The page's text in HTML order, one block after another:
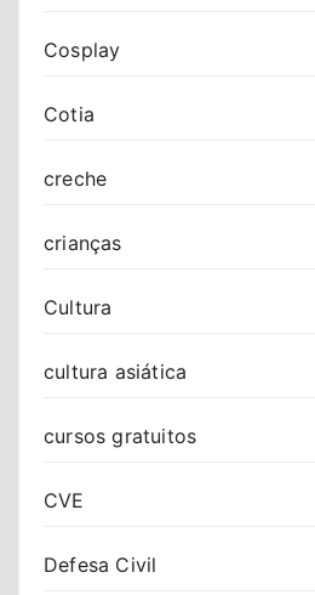
Cosplay
Cotia
creche
crianças
Cultura
cultura asiática
cursos gratuitos
CVE
Defesa Civil